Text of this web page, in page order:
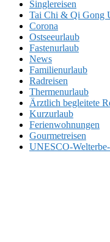
Singlereisen
Tai Chi & Qi Gong
Corona
Ostseeurlaub
Fastenurlaub
News
Familienurlaub
Radreisen
Thermenurlaub
Ärztlich begleitete
Kurzurlaub
Ferienwohnungen
Gourmetreisen
UNESCO-